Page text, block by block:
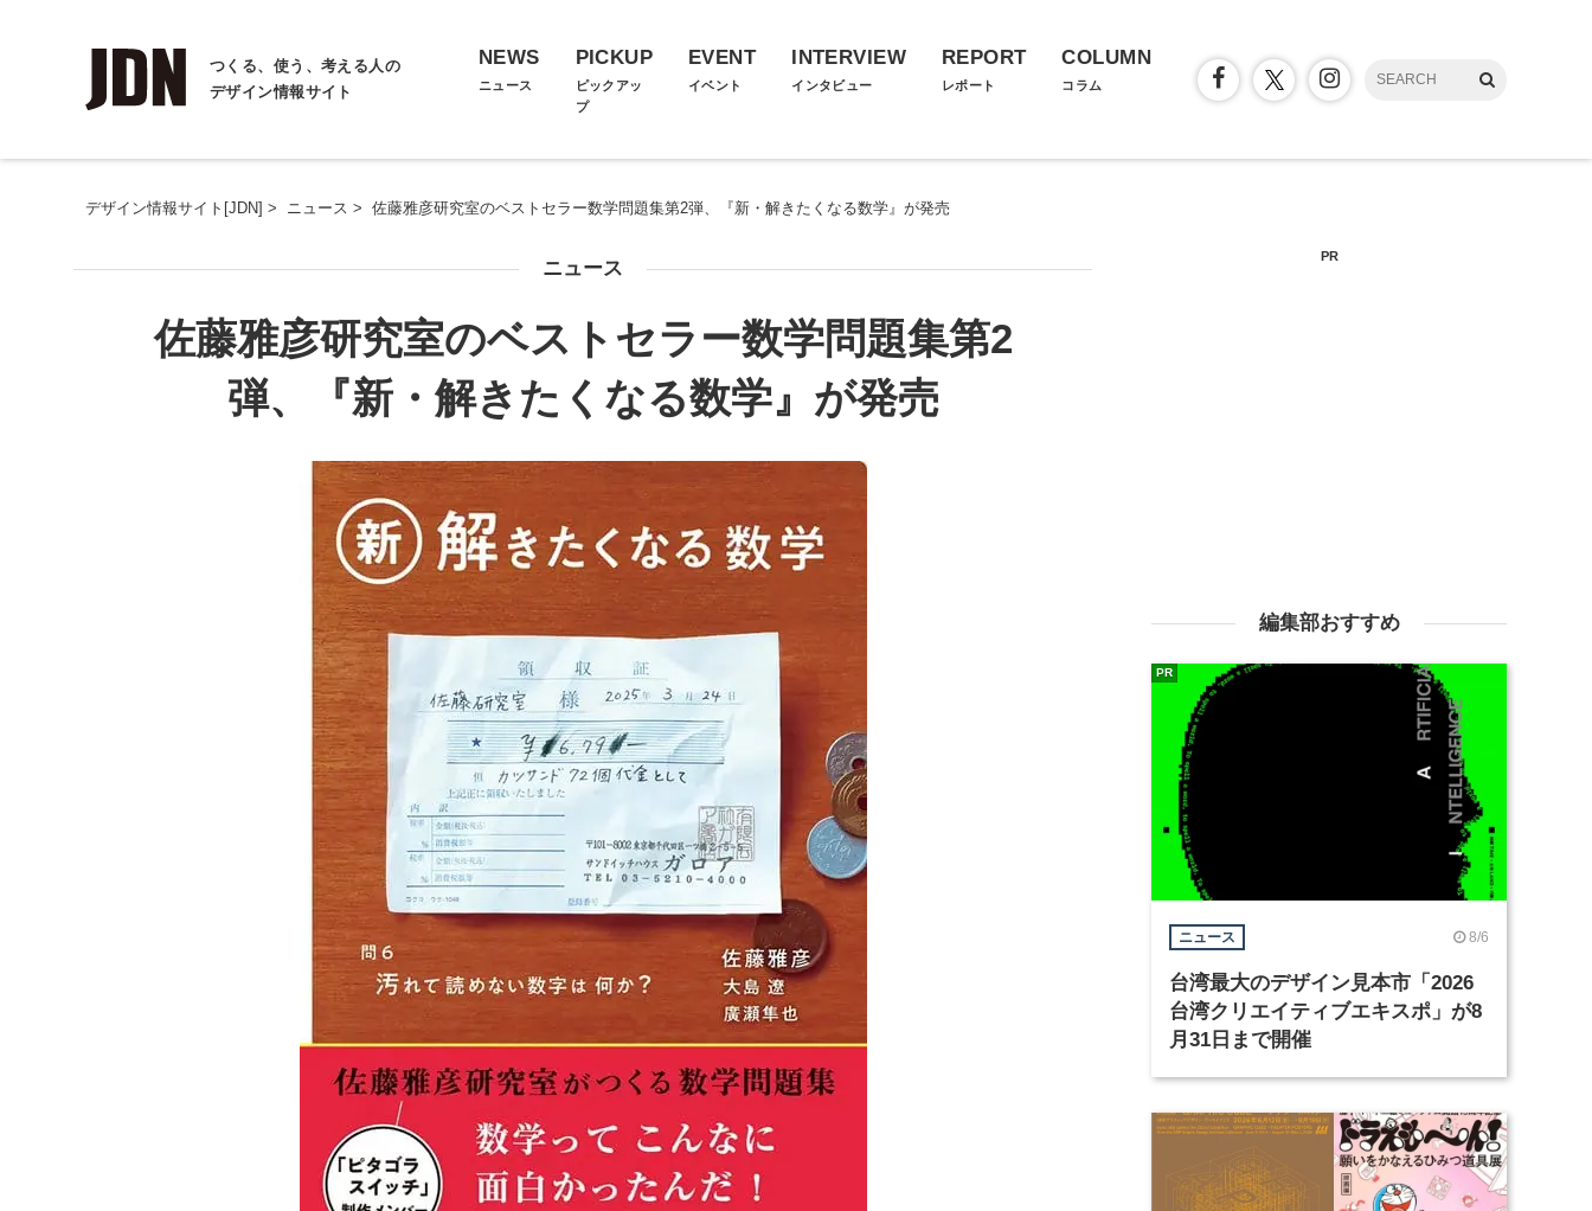
つくる、使う、考える人の
デザイン情報サイト
NEWS
ニュース
PICKUP
ピックアッ
プ
EVENT
イベント
INTERVIEW
インタビュー
REPORT
レポート
COLUMN
コラム
デザイン情報サイト[JDN] > ニュース > 佐藤雅彦研究室のベストセラー数学問題集第2弾、『新・解きたくなる数学』が発売
ニュース
佐藤雅彦研究室のベストセラー数学問題集第2
弾、『新・解きたくなる数学』が発売
PR
編集部おすすめ
ニュース 8/6
台湾最大のデザイン見本市「2026
台湾クリエイティブエキスポ」が8
月31日まで開催
PR